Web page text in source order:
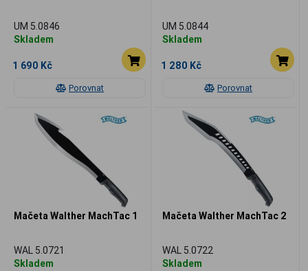
Porovnat
UM 5.0846
Skladem
1 690 Kč
Porovnat
UM 5.0844
Skladem
1 280 Kč
Mačeta Walther MachTac 1
WAL 5.0721
Skladem
Mačeta Walther MachTac 2
WAL 5.0722
Skladem